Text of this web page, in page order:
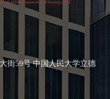
街59号 中国人民大学立德